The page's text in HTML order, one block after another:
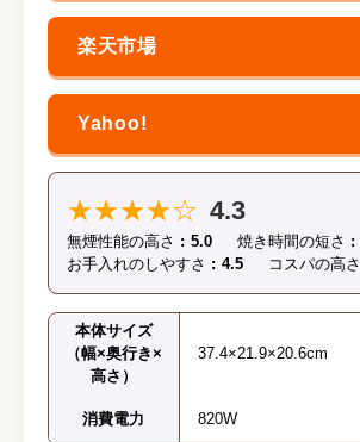
★★★★☆ 4.3
無煙性能の高さ 5.0 焼き時間の短さ
お手入れのしやすさ
4.5 コスパの高さ
本体サイズ
（幅×奥行き×
高さ）
37.4×21.9×20.6cm
消費電力 820W